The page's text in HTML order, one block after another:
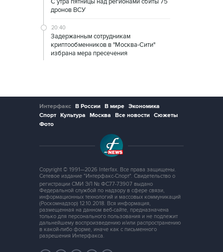
дронов ВСУ
20:40
Задержанным сотрудникам
криптообменников в "Москва-Сити"
избрана мера пресечения
Интерфакс В России В мире Экономика
Спорт Культура Москва Все новости Сюжеты
Фото
Copyright © 1991—2026 Interfax. Все права защищены.
Сетевое издание "Интерфакс-Спорт". Свидетельство о
регистрации СМИ ЭЛ № ФС77-73907 выдано
Федеральной службой по надзору в сфере связи,
информационных технологий и массовых коммуникаций
(Роскомнадзор) 12.10.2018. Вся информация,
размещенная на данном веб-сайте, предназначена
только для персонального пользования и не подлежит
дальнейшему воспроизведению и/или распространению
в какой-либо форме, иначе как с письменного
разрешения Интерфакса.